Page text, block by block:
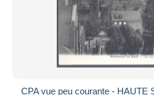
CPA vue peu courante - HAUTE